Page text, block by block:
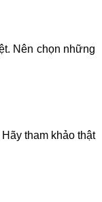
Nên chọn những
tham khảo thật